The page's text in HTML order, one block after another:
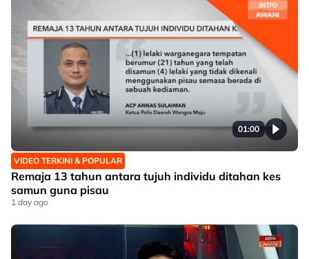
01:00
VIDEO TERKINI & POPULAR
Remaja 13 tahun antara tujuh individu ditahan kes
samun guna pisau
1 day ago